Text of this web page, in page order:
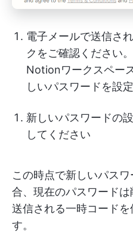
電子メールで送信さ
クをご確認ください
Notionワークスペー
しいパスワードを設
新しいパスワードの
してください
この時点で新しいパス
合、現在のパスワード
送信される一時コード
す。